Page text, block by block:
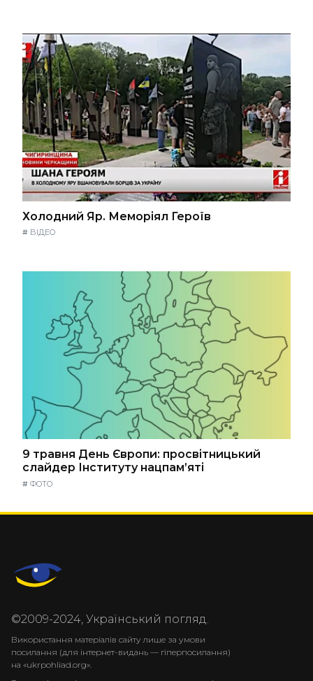
Холодний Яр. Меморіял Героїв
# ВІДЕО
9 травня День Європи: просвітницький
слайдер Інституту нацпам’яті
# ФОТО
©2009-2024, Український погляд.
Використання матеріалів сайту лише за умови
посилання (для інтернет-видань — гіперпосилання)
на «ukrpohliad.org».